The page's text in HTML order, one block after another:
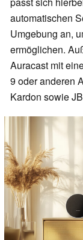
automatischen
Umgebung an,
ermöglichen.
Auracast mit
9 oder anderen
Kardon sowie